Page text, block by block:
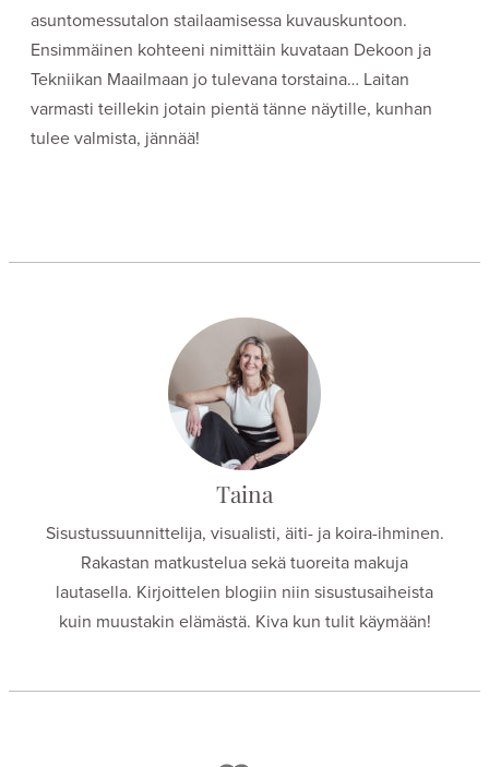
asuntomessutalon stailaamisessa kuvauskuntoon.
Ensimmäinen kohteeni nimittäin kuvataan Dekoon ja
Tekniikan Maailmaan jo tulevana torstaina… Laitan
varmasti teillekin jotain pientä tänne näytille, kunhan
tulee valmista, jännää!
Taina
Sisustussuunnittelija, visualisti, äiti- ja koira-ihminen.
Rakastan matkustelua sekä tuoreita makuja
lautasella. Kirjoittelen blogiin niin sisustusaiheista
kuin muustakin elämästä. Kiva kun tulit käymään!